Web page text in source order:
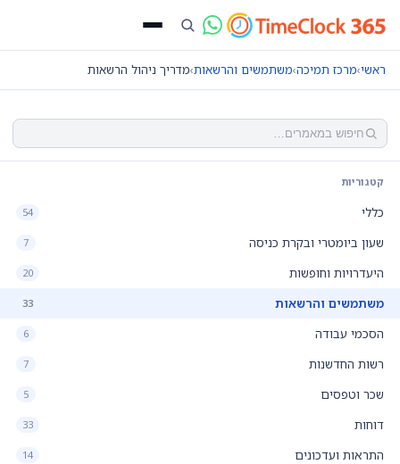
ראשי›מרכז תמיכה›משתמשים והרשאות›מדריך ניהול הרשאות
קטגוריות
כללי 54
שעון ביומטרי ובקרת כניסה 7
היעדרויות וחופשות 20
משתמשים והרשאות 33
הסכמי עבודה 6
רשות החדשנות 7
שכר וטפסים 5
דוחות 33
התראות ועדכונים 14